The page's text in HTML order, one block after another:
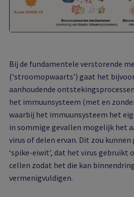
Bij de fundamentele verstorende
(‘stroomopwaarts’) gaat het
aanhoudende
het immuunsysteem (met en
waarbij het immuunsysteem het
in sommige gevallen mogelijk het
virus of delen ervan. Dit zou
‘spike-eiwit’, dat het virus gebruikt
cellen zodat het die kan
vermenigvuldigen.